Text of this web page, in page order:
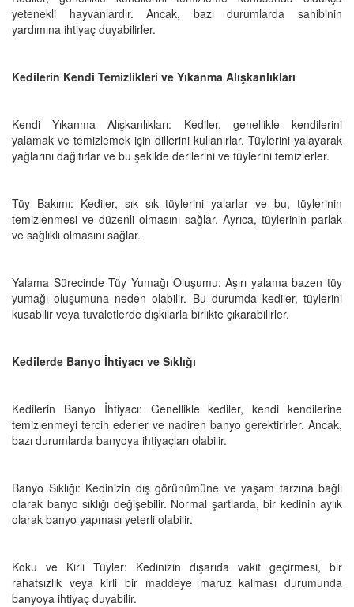
yetenekli hayvanlardır. Ancak, bazı durumlarda sahibinin
yardımına ihtiyaç duyabilirler.
Kedilerin Kendi Temizlikleri ve Yıkanma Alışkanlıkları
Kendi Yıkanma Alışkanlıkları: Kediler, genellikle kendilerini
yalamak ve temizlemek için dillerini kullanırlar. Tüylerini yalayarak
yağlarını dağıtırlar ve bu şekilde derilerini ve tüylerini temizlerler.
Tüy Bakımı: Kediler, sık sık tüylerini yalarlar ve bu, tüylerinin
temizlenmesi ve düzenli olmasını sağlar. Ayrıca, tüylerinin parlak
ve sağlıklı olmasını sağlar.
Yalama Sürecinde Tüy Yumağı Oluşumu: Aşırı yalama bazen tüy
yumağı oluşumuna neden olabilir. Bu durumda kediler, tüylerini
kusabilir veya tuvaletlerde dışkılarla birlikte çıkarabilirler.
Kedilerde Banyo İhtiyacı ve Sıklığı
Kedilerin Banyo İhtiyacı: Genellikle kediler, kendi kendilerine
temizlenmeyi tercih ederler ve nadiren banyo gerektirirler. Ancak,
bazı durumlarda banyoya ihtiyaçları olabilir.
Banyo Sıklığı: Kedinizin dış görünümüne ve yaşam tarzına bağlı
olarak banyo sıklığı değişebilir. Normal şartlarda, bir kedinin aylık
olarak banyo yapması yeterli olabilir.
Koku ve Kirli Tüyler: Kedinizin dışarıda vakit geçirmesi, bir
rahatsızlık veya kirli bir maddeye maruz kalması durumunda
banyoya ihtiyaç duyabilir.